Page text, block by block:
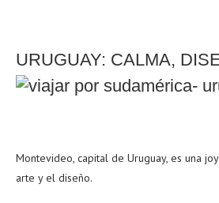
URUGUAY: CALMA,
Montevideo, capital de Uruguay, es una
arte y el diseño.